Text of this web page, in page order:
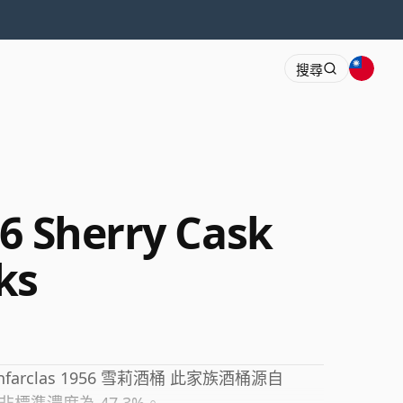
搜尋
Sherry Cask
1956 雪莉酒桶 此家族酒桶源自